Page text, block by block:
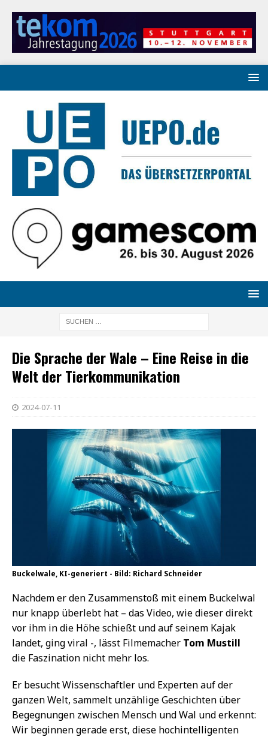
Die Sprache der Wale – Eine Reise in die
Welt der Tierkommunikation
2024-07-11
Buckelwale, KI-generiert - Bild: Richard Schneider
Nachdem er den Zusammenstoß mit einem Buckelwal
nur knapp überlebt hat – das Video, wie dieser direkt
vor ihm in die Höhe schießt und auf seinem Kajak
landet, ging viral -, lässt Filmemacher Tom Mustill
die Faszination nicht mehr los.
Er besucht Wissenschaftler und Experten auf der
ganzen Welt, sammelt unzählige Geschichten über
Begegnungen zwischen Mensch und Wal und erkennt:
Wir beginnen gerade erst, diese hochintelligenten